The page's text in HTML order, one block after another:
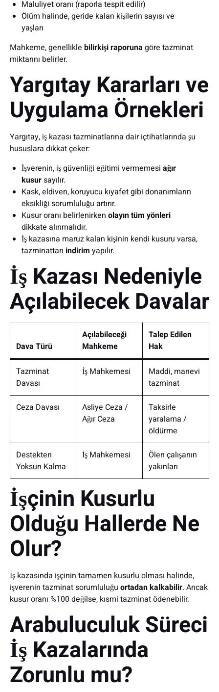
Maluliyet oranı (raporla tespit edilir)
Ölüm halinde, geride kalan kişilerin sayısı ve
yaşları
Mahkeme, genellikle bilirkişi raporuna göre tazminat
miktarını belirler.
Yargıtay Kararları ve
Uygulama Örnekleri
Yargıtay, iş kazası tazminatlarına dair içtihatlarında şu
hususlara dikkat çeker:
İşverenin, iş güvenliği eğitimi vermemesi ağır
kusursayılır.
Kask, eldiven, koruyucu kıyafet gibi donanımların
eksikliği sorumluluğu artırır.
Kusur oranı belirlenirken olayın tüm yönleri
dikkate alınmalıdır.
İş kazasına maruz kalan kişinin kendi kusuru varsa,
tazminattan indirim yapılır.
İş Kazası Nedeniyle
Açılabilecek Davalar
Dava Türü
Açılabileceği
Mahkeme
Talep Edilen
Hak
Tazminat
Davası
İş Mahkemesi
Maddi, manevi
tazminat
Ceza Davası
Asliye Ceza /
Ağır Ceza
Taksirle
yaralama /
öldürme
Destekten
Yoksun Kalma
İş Mahkemesi
Ölen çalışanın
yakınları
İşçinin Kusurlu
Olduğu Hallerde Ne
Olur?
İş kazasında işçinin tamamen kusurlu olması halinde,
işverenin tazminat sorumluluğu ortadan kalkabilir. Ancak
kusur oranı %100 değilse, kısmi tazminat ödenebilir.
Arabuluculuk Süreci
İş Kazalarında
Zorunlu mu?